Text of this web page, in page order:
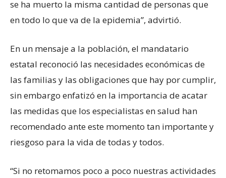
se ha muerto la misma cantidad de personas que
en todo lo que va de la epidemia”, advirtió.
En un mensaje a la población, el mandatario
estatal reconoció las necesidades económicas de
las familias y las obligaciones que hay por cumplir,
sin embargo enfatizó en la importancia de acatar
las medidas que los especialistas en salud han
recomendado ante este momento tan importante y
riesgoso para la vida de todas y todos.
“Si no retomamos poco a poco nuestras actividades